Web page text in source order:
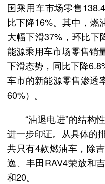
国乘用车市场零售
比下降16%。其中，燃
大幅下滑37%，环比下
能源乘用车市场零售销
下滑态势，同比下降
车市的新能源零售渗透
60%）。
“油退电进”的结构
进一步印证。从具体的
共只有4款燃油车，除
逸、丰田RAV4荣放和
和20。